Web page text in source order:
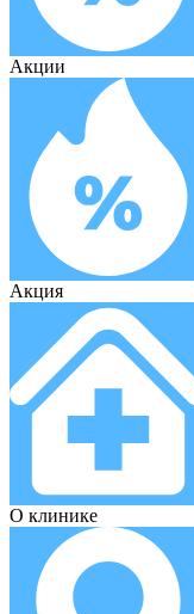
Акции
Акция
О клинике